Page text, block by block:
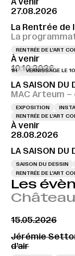
27.08.2026
La Rentrée de
La
RENTRÉE DE L'ART
À venir
10.10.2026
11H VERNISSAGE LE
LA SAISON
MAC Arteum
EXPOSITION
RENTRÉE DE L'ART
À venir
28.08.2026
LA SAISON DU
SAISON DU DESSIN
RENTRÉE DE L'ART
Les
15.05.2026
Jérémie
d’air